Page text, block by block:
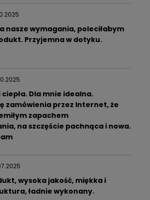
nasze wymagania, poleciłabym
Przyjemna w dotyku.
ciepła. Dla mnie idealna.
zamówienia przez Internet, że
zapachem
na szczęście pachnąca i nowa.
wysoka jakość, miękka i
ładnie wykonany.